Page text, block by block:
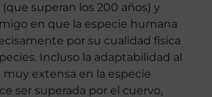
superan los 200 años) y
en que la especie humana
por su cualidad física
Incluso la adaptabilidad al
muy extensa en la especie
ser superada por el cuervo,